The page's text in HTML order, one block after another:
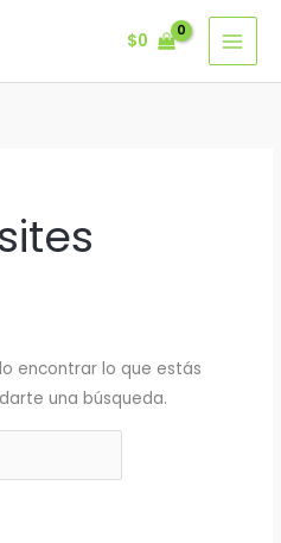
$0
encontrar lo que estás
una búsqueda.